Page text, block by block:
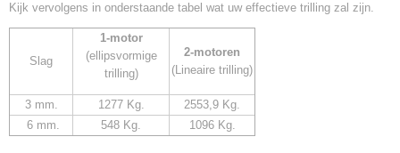
Kijk vervolgens in onderstaande tabel wat uw effectieve trilling zal zijn.
Slag
1-motor
(ellipsvormige
trilling)
2-motoren
(Lineaire trilling)
3 mm. 1277 Kg.
2553,9 Kg.
6 mm.
548 Kg. 1096 Kg.